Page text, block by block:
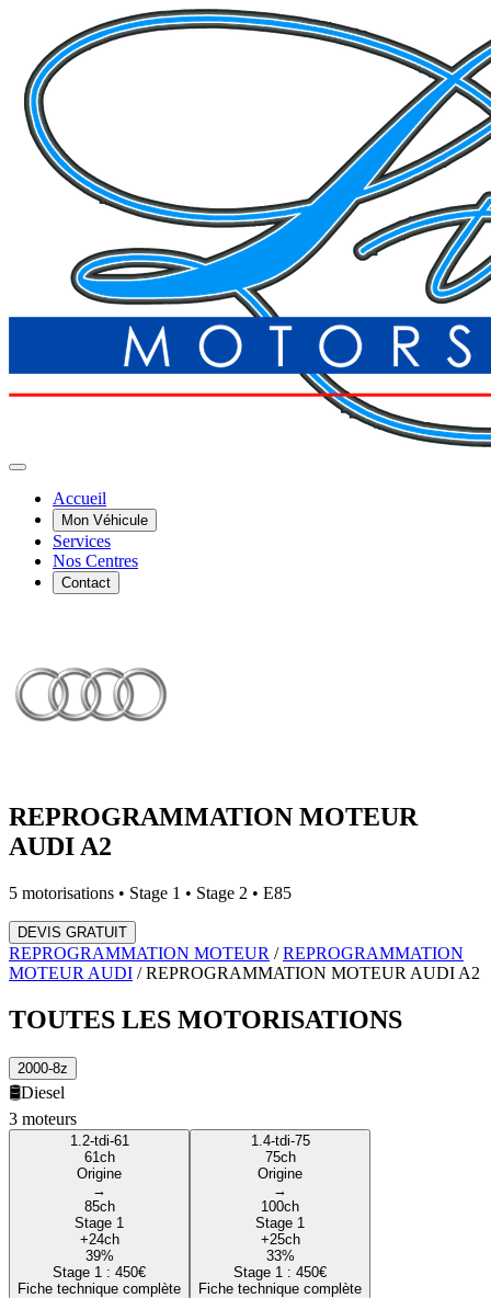
Accueil
Mon Véhicule
Services
Nos Centres
Contact
REPROGRAMMATION MOTEUR
AUDI A2
5 motorisations • Stage 1 • Stage 2 • E85
DEVIS GRATUIT
REPROGRAMMATION MOTEUR /REPROGRAMMATION
MOTEUR AUDI /REPROGRAMMATION MOTEUR AUDI A2
TOUTES LES MOTORISATIONS
2000-8z
🛢️Diesel
3 moteurs
1.2-tdi-61
61ch
Origine
→
85ch
Stage 1
+24ch
39%
Stage 1 : 450€
Fiche technique complète
1.4-tdi-75
75ch
Origine
→
100ch
Stage 1
+25ch
33%
Stage 1 : 450€
Fiche technique complète